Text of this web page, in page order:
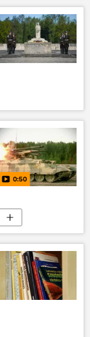
Международный день разгрома нацизма и памяти жертв Второй мировой войны
0:50